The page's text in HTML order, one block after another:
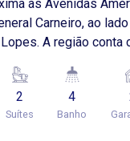
às Avenidas
Carneiro, ao
A região conta
comércios e
Piso Superior Área
com
2
Suítes
4
Banho